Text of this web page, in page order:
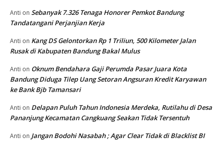
Anti on Sebanyak 7.326 Tenaga Honorer Pemkot Bandung
Tandatangani Perjanjian Kerja
Anti on Kang DS Gelontorkan Rp 1 Triliun, 500 Kilometer Jalan
Rusak di Kabupaten Bandung Bakal Mulus
Anti on Oknum Bendahara Gaji Perumda Pasar Juara Kota
Bandung Diduga Tilep Uang Setoran Angsuran Kredit Karyawan
ke Bank Bjb Tamansari
Anti on Delapan Puluh Tahun Indonesia Merdeka, Rutilahu di Desa
Pananjung Kecamatan Cangkuang Seakan Tidak Tersentuh
Anti on Jangan Bodohi Nasabah ; Agar Clear Tidak di Blacklist BI